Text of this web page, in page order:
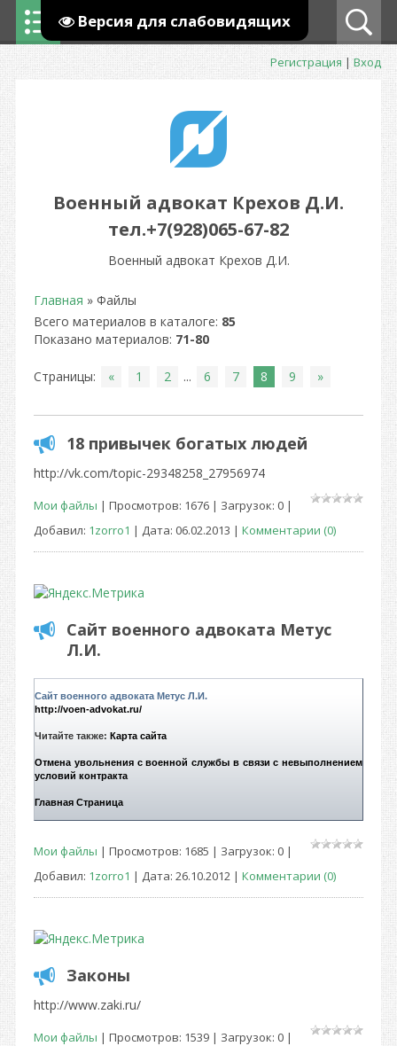
Версия для слабовидящих
Регистрация|Вход
Военный адвокат Крехов Д.И.
тел.+7(928)065-67-82
Военный адвокат Крехов Д.И.
Главная » Файлы
Всего материалов в каталоге: 85
Показано материалов: 71-80
Страницы: « 1 2 ... 6 7 8 9 »
18 привычек богатых людей
http://vk.com/topic-29348258_27956974
Мои файлы | Просмотров: 1676 | Загрузок: 0 |
Добавил: 1zorro1 | Дата: 06.02.2013 | Комментарии (0)
Сайт военного адвоката Метус
Л.И.
Сайт военного адвоката Метус Л.И.
http://voen-advokat.ru/
Читайте также: Карта сайта
Отмена увольнения с военной службы в связи с невыполнением
условий контракта
Главная Страница
Мои файлы | Просмотров: 1685 | Загрузок: 0 |
Добавил: 1zorro1 | Дата: 26.10.2012 | Комментарии (0)
Законы
http://www.zaki.ru/
Мои файлы | Просмотров: 1539 | Загрузок: 0 |